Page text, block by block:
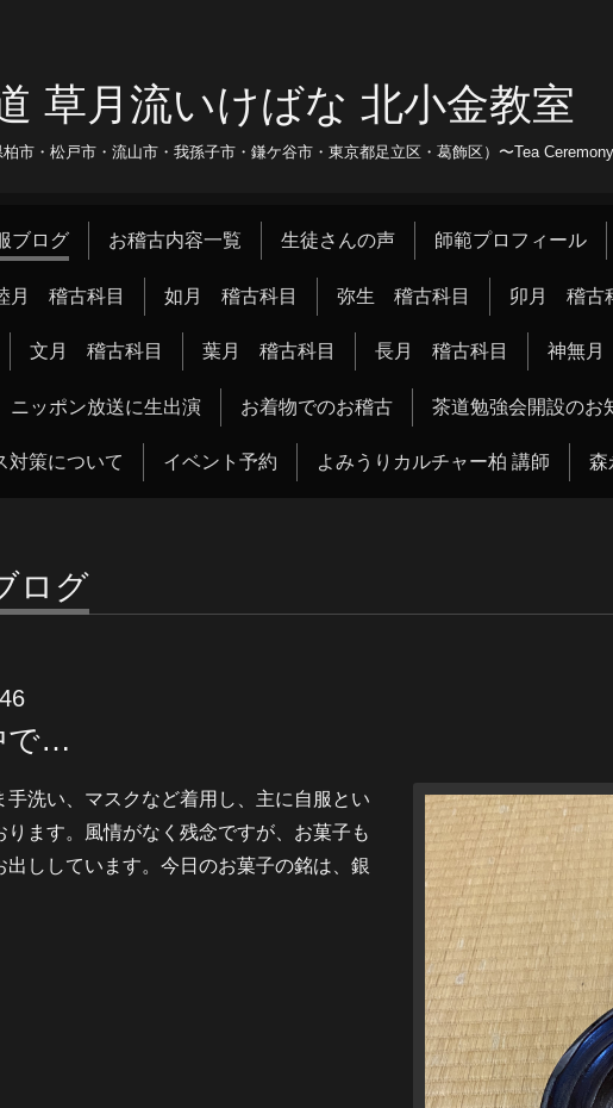
草月流いけばな 北小金教室
市・松戸市・流山市・我孫子市・鎌ケ谷市・東京都足立区・葛飾区）〜Tea
ブログ お稽古内容一覧 生徒さんの声 師範プロフィール
月 稽古科目 如月 稽古科目 弥生 稽古科目 卯月 稽古
文月 稽古科目 葉月 稽古科目 長月 稽古科目 神無月
ニッポン放送に生出演 お着物でのお稽古 茶道勉強会開設のお
対策について イベント予約 よみうりカルチャー柏 講師 森
ログ
で…
手洗い、マスクなど着用し、主に自服とい
ります。風情がなく残念ですが、お菓子も
出ししています。今日のお菓子の銘は、銀